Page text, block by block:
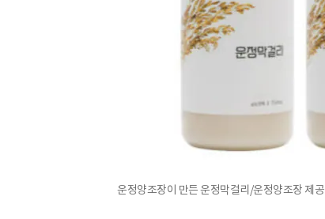
운정양조장이 만든 운정막걸리/운정양조장 제공